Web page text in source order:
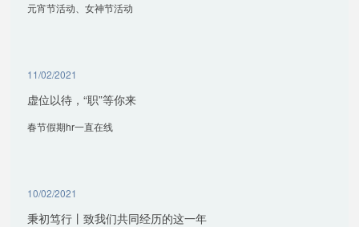
元宵节活动、女神节活动
11/02/2021
虚位以待，“职”等你来
春节假期hr一直在线
10/02/2021
秉初笃行丨致我们共同经历的这一年